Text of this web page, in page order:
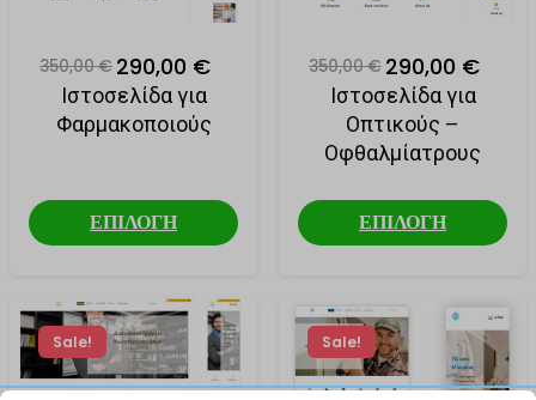
350,00 € 290,00 €
Ιστοσελίδα για
Φαρμακοποιούς
ΕΠΙΛΟΓΗ
350,00 € 290,00 €
Ιστοσελίδα για
Οπτικούς –
Οφθαλμίατρους
ΕΠΙΛΟΓΗ
Sale! Sale!